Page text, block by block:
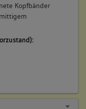
Kopfbänder